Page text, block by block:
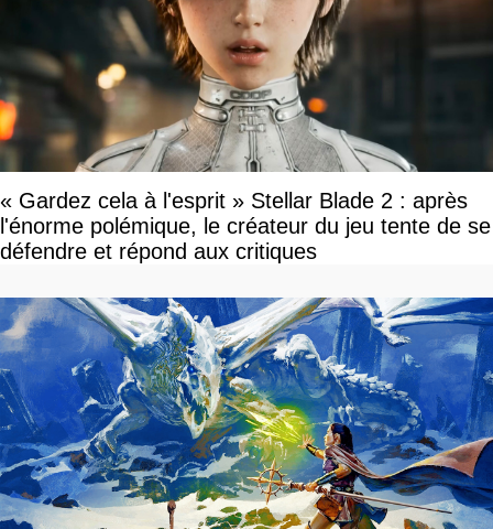
« Gardez cela à l'esprit » Stellar Blade 2 : après
l'énorme polémique, le créateur du jeu tente de se
défendre et répond aux critiques